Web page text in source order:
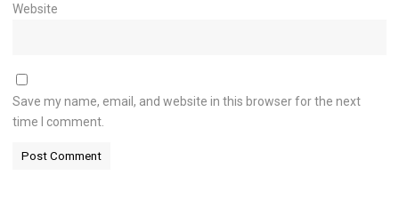
Website
Save my name, email, and website in this browser for the next
time I comment.